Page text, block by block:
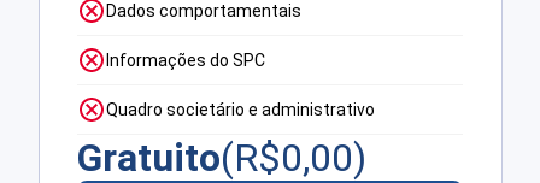
Dados comportamentais
Informações do SPC
Quadro societário e administrativo
Gratuito(R$0,00)